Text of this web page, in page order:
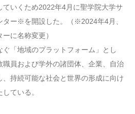
いくため2022年4月に聖学院大学サ
ター※を開設した。（※2024年4月、
に名称変更）
「地域のプラットフォーム」とし
職員および学外の諸団体、企業、自治
持続可能な社会と世界の形成に向け
ている。